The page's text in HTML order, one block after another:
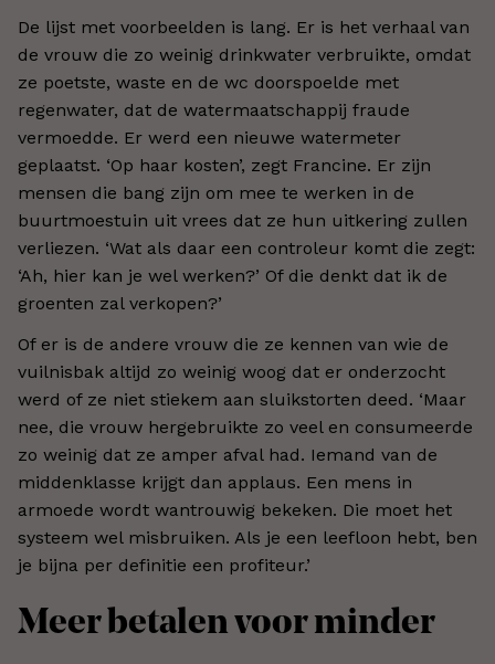
De lijst met voorbeelden is lang. Er is het verhaal van
de vrouw die zo weinig drinkwater verbruikte, omdat
ze poetste, waste en de wc doorspoelde met
regenwater, dat de watermaatschappij fraude
vermoedde. Er werd een nieuwe watermeter
geplaatst. ‘Op haar kosten’, zegt Francine. Er zijn
mensen die bang zijn om mee te werken in de
buurtmoestuin uit vrees dat ze hun uitkering zullen
verliezen. ‘Wat als daar een controleur komt die zegt:
‘Ah, hier kan je wel werken?’ Of die denkt dat ik de
groenten zal verkopen?’
Of er is de andere vrouw die ze kennen van wie de
vuilnisbak altijd zo weinig woog dat er onderzocht
werd of ze niet stiekem aan sluikstorten deed. ‘Maar
nee, die vrouw hergebruikte zo veel en consumeerde
zo weinig dat ze amper afval had. Iemand van de
middenklasse krijgt dan applaus. Een mens in
armoede wordt wantrouwig bekeken. Die moet het
systeem wel misbruiken. Als je een leefloon hebt, ben
je bijna per definitie een profiteur.’
Meer betalen voor minder